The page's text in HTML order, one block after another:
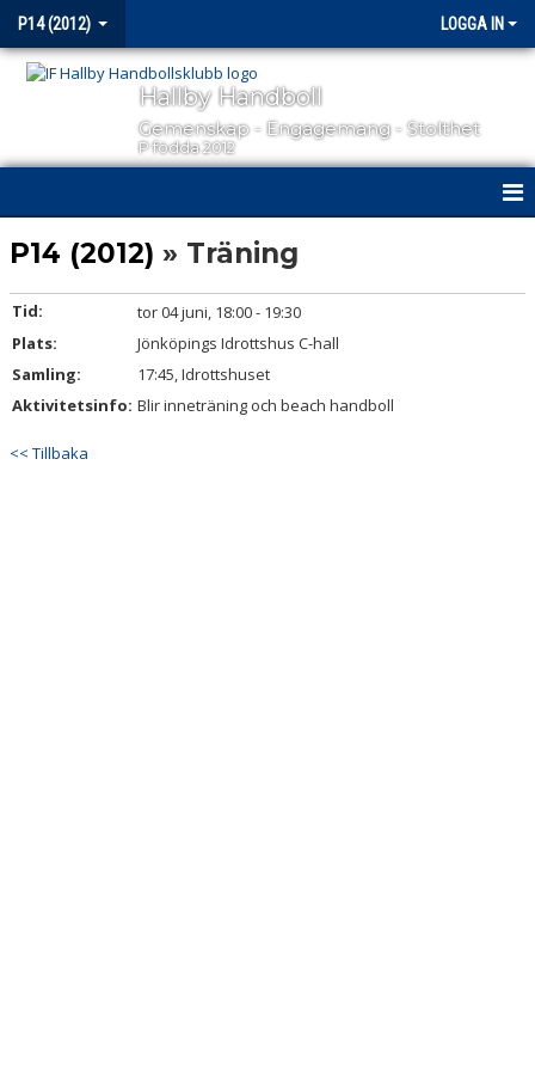
P14 (2012) LOGGA IN
Hallby Handboll
Gemenskap - Engagemang - Stolthet
P födda 2012
HEM
NYHETER
KALENDER
MATCHER
TRUPPEN
P14 (2012) » Träning
Tid:
tor 04 juni, 18:00 - 19:30
Plats:
Jönköpings Idrottshus C-hall
Samling:
17:45, Idrottshuset
Aktivitetsinfo: Blir inneträning och beach handboll
<< Tillbaka